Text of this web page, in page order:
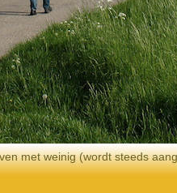
met weinig (wordt steeds